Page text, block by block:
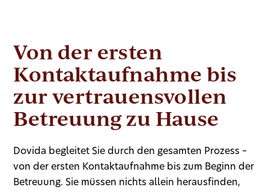
Von der ersten
Kontaktaufnahme bis
zur vertrauensvollen
Betreuung zu Hause
Dovida begleitet Sie durch den gesamten Prozess –
von der ersten Kontaktaufnahme bis zum Beginn der
Betreuung. Sie müssen nichts allein herausfinden,